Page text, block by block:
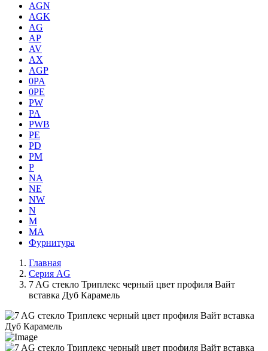
AGN
AGK
AG
AP
AV
AX
AGP
0PA
0PE
PW
PA
PWB
PE
PD
PM
P
NA
NE
NW
N
M
MA
Фурнитура
Главная
Серия AG
7 AG стекло Триплекс черный цвет профиля Вайт
вставка Дуб Карамель